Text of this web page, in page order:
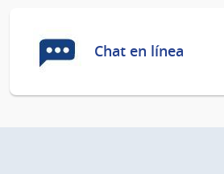
Chat en línea